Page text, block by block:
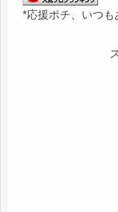
*応援ポチ、いつも